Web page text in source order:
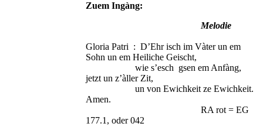
Zuem Ingàng:
Melodie
Gloria Patri : D’Ehr isch im Vàter un em
Sohn un em Heiliche Geischt,
wie s’esch gsen em Anfàng,
jetzt un z’àller Zit,
un von Ewichkeit ze Ewichkeit.
Amen.
RA rot = EG
177.1, oder 042